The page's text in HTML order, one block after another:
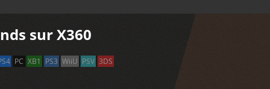
sur X360
PC XB1 PS3 WiiU PSV 3DS